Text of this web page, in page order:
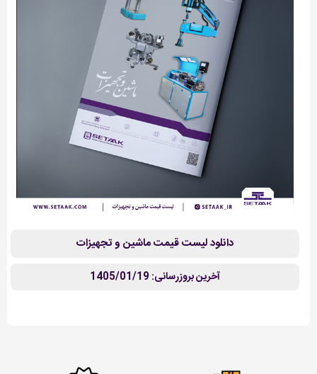
دانلود لیست قیمت ماشین و تجهیزات
آخرین بروزرسانی: 1405/01/19